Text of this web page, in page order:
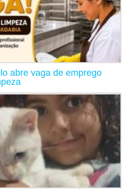
abre vaga de emprego